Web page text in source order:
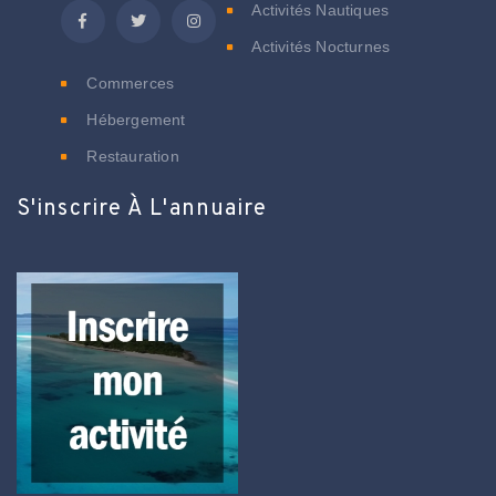
Activités Nautiques
Activités Nocturnes
Commerces
Hébergement
Restauration
S'inscrire À L'annuaire